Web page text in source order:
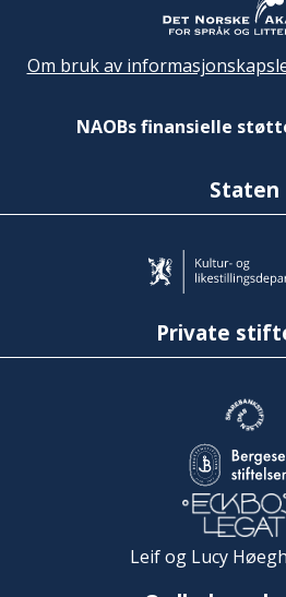
Om bruk av
NAOBs finansielle
Staten
Private
Leif og Lucy